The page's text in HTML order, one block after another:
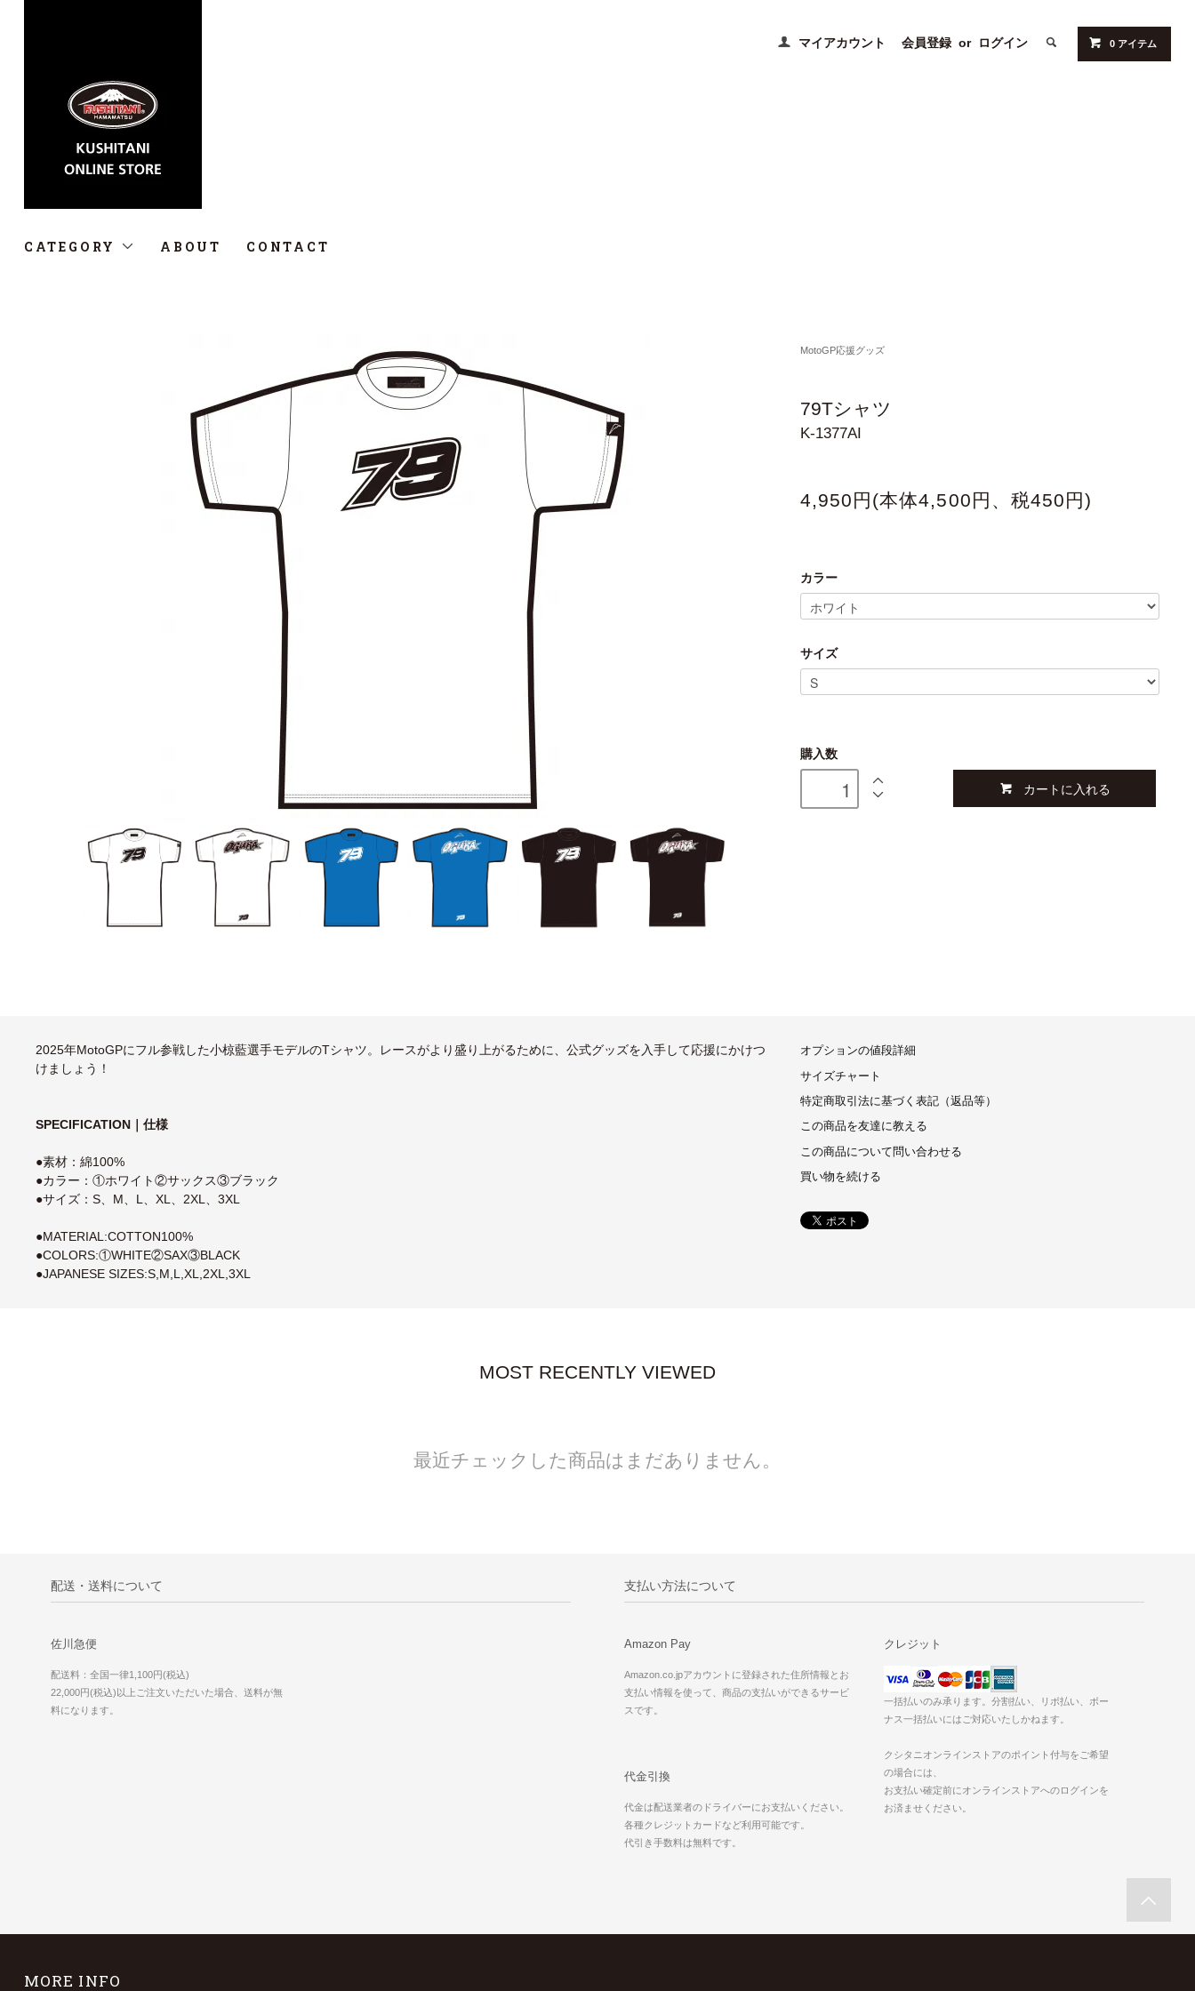
マイアカウント 会員登録 or ログイン 0 アイテム
CATEGORY ABOUT CONTACT
MotoGP応援グッズ
79Tシャツ
K-1377AI
4,950円(本体4,500円、税450円)
カラー
サイズ
購入数
カートに入れる
2025年MotoGPにフル参戦した小椋藍選手モデルのTシャツ。レースがより盛り上がるために、公式グッズを入手して応援にかけつ
けましょう！
SPECIFICATION｜仕様
●素材：綿100%
●カラー：①ホワイト②サックス③ブラック
●サイズ：S、M、L、XL、2XL、3XL
●MATERIAL:COTTON100%
●COLORS:①WHITE②SAX③BLACK
●JAPANESE SIZES:S,M,L,XL,2XL,3XL
オプションの値段詳細
サイズチャート
特定商取引法に基づく表記（返品等）
この商品を友達に教える
この商品について問い合わせる
買い物を続ける
MOST RECENTLY VIEWED
最近チェックした商品はまだありません。
配送・送料について
佐川急便
配送料：全国一律1,100円(税込)
22,000円(税込)以上ご注文いただいた場合、送料が無
料になります。
支払い方法について
Amazon Pay
Amazon.co.jpアカウントに登録された住所情報とお
支払い情報を使って、商品の支払いができるサービ
スです。
クレジット
一括払いのみ承ります。分割払い、リボ払い、ボー
ナス一括払いにはご対応いたしかねます。
クシタニオンラインストアのポイント付与をご希望
の場合には、
お支払い確定前にオンラインストアへのログインを
お済ませください。
代金引換
代金は配送業者のドライバーにお支払いください。
各種クレジットカードなど利用可能です。
代引き手数料は無料です。
MORE INFO